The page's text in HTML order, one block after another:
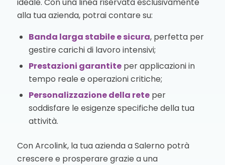
ideale. Con una linea riservata esclusivamente
alla tua azienda, potrai contare su:
Banda larga stabile e sicura, perfetta per
gestire carichi di lavoro intensivi;
Prestazioni garantiteper applicazioni in
tempo reale e operazioni critiche;
Personalizzazione della reteper
soddisfare le esigenze specifiche della tua
attività.
Con Arcolink, la tua azienda a Salerno potrà
crescere e prosperare grazie a una